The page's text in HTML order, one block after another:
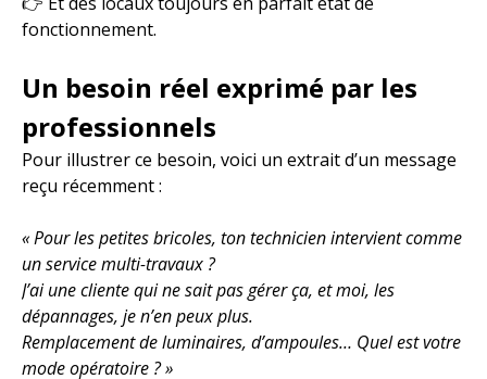
fonctionnement.
Un besoin réel exprimé par les
professionnels
Pour illustrer ce besoin, voici un extrait d’un message
reçu récemment :
« Pour les petites bricoles, ton technicien intervient comme
un service multi-travaux ?
J’ai une cliente qui ne sait pas gérer ça, et moi, les
dépannages, je n’en peux plus.
Remplacement de luminaires, d’ampoules… Quel est votre
mode opératoire ? »